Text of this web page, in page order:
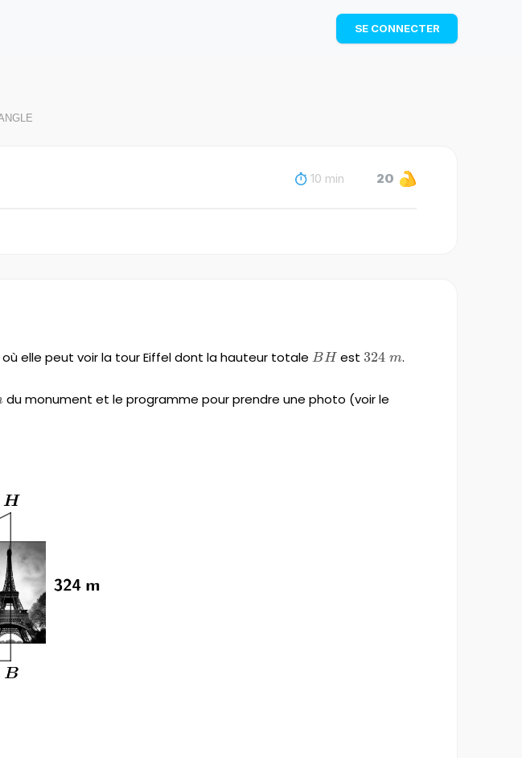
TÉLÉCHARGER
SE CONNECTER
10 min 20
où elle peut voir la tour Eiffel dont la hauteur totale BH
BH est324\;m
324 m.
du monument et le programme pour prendre une photo (voir le